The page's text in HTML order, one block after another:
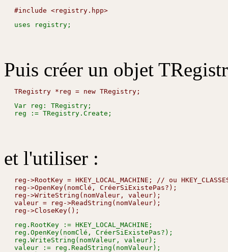
Puis créer un objet
Var reg: TRegistry;
et l'utiliser :
reg->RootKey = HKEY_LOCAL_MACHINE; // ou
reg->OpenKey(nomClé, CréerSiExistePas?);
reg->WriteString(nomValeur, valeur);
valeur = reg->ReadString(nomValeur);
reg.RootKey := HKEY_LOCAL_MACHINE;
reg.OpenKey(nomClé, CréerSiExistePas?);
reg.WriteString(nomValeur, valeur);
valeur := reg.ReadString(nomValeur);